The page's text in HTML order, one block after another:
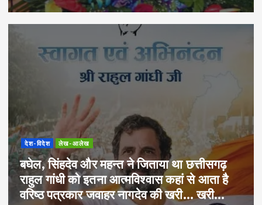
देश-विदेश लेख-आलेख
बघेल, सिंहदेव और महन्त ने जिताया था छत्तीसगढ़
राहुल गांधी को इतना आत्मविश्वास कहां से आता है
वरिष्ठ पत्रकार जवाहर नागदेव की खरी… खरी…